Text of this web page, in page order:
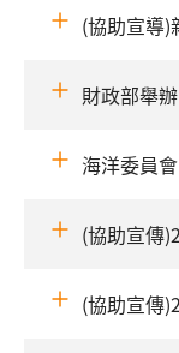
(協助宣導)
財政部舉
海洋委員
(協助宣傳
(協助宣傳